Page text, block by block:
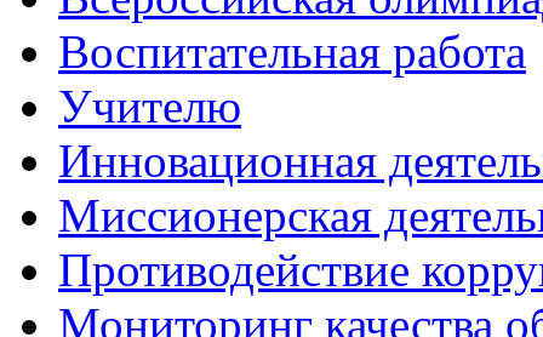
Воспитательная работа
Учителю
Инновационная
Миссионерская
Противодействие
Мониторинг качества